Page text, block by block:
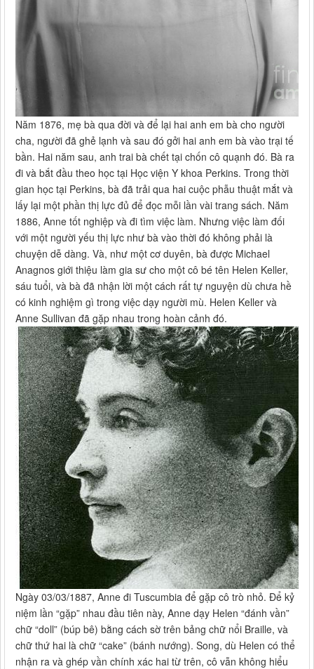
Năm 1876, mẹ bà qua đời và để lại hai anh em bà cho người
cha, người đã ghẻ lạnh và sau đó gởi hai anh em bà vào trại tế
bần. Hai năm sau, anh trai bà chết tại chốn cô quạnh đó. Bà ra
đi và bắt đầu theo học tại Học viện Y khoa Perkins. Trong thời
gian học tại Perkins, bà đã trải qua hai cuộc phẫu thuật mắt và
lấy lại một phần thị lực đủ để đọc mỗi lần vài trang sách. Năm
1886, Anne tốt nghiệp và đi tìm việc làm. Nhưng việc làm đối
với một người yếu thị lực như bà vào thời đó không phải là
chuyện dễ dàng. Và, như một cơ duyên, bà được Michael
Anagnos giới thiệu làm gia sư cho một cô bé tên Helen Keller,
sáu tuổi, và bà đã nhận lời một cách rất tự nguyện dù chưa hề
có kinh nghiệm gì trong việc dạy người mù. Helen Keller và
Anne Sullivan đã gặp nhau trong hoàn cảnh đó.
Ngày 03/03/1887, Anne đi Tuscumbia để gặp cô trò nhỏ. Để kỷ
niệm lần “gặp” nhau đầu tiên này, Anne dạy Helen “đánh vần”
chữ “doll” (búp bê) bằng cách sờ trên bảng chữ nổi Braille, và
chữ thứ hai là chữ “cake” (bánh nướng). Song, dù Helen có thể
nhận ra và ghép vần chính xác hai từ trên, cô vẫn không hiểu